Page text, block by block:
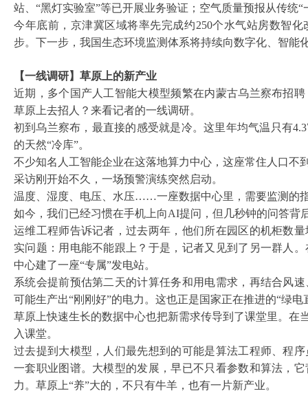
站、“黑灯实验室”等已开展业务验证；空气质量预报从传统
今年底前，京津冀区域将率先完成约250个水气站房数智
步。下一步，我国生态环境监测体系将持续向数字化、智能
【一线调研】草原上的新产业
近期，多个国产人工智能大模型频繁在内蒙古乌兰察布招
草原上去招人？来看记者的一线调研。
初到乌兰察布，最直接的感受就是冷。这里年均气温只有
的天然“冷库”。
不少知名人工智能企业在这落地算力中心，这座常住人口不
采访刚开始不久，一场预警演练突然启动。
温度、湿度、电压、水压……一座数据中心里，需要监测的
如今，我们已经习惯在手机上向AI提问，但几秒钟的问答背
运维工程师告诉记者，过去两年，他们所在园区的机柜数
实问题：用电能不能跟上？于是，记者又见到了另一群人
中心建了一座“专属”发电站。
系统会提前预估第二天的计算任务和用电需求，再结合风
可能生产出“刚刚好”的电力。这也正是国家正在推进的“绿电
草原上快速生长的数据中心也把新需求传导到了课堂里。在
入课堂。
过去提到大模型，人们最先想到的可能是算法工程师、程
一套职业图谱。大模型的发展，早已不只看参数和算法，
力。草原上“养”大的，不只有牛羊，也有一片新产业。